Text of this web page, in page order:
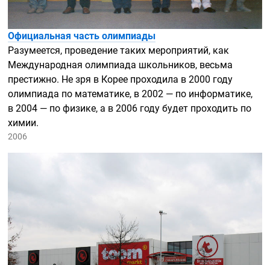
Официальная часть олимпиады
Разумеется, проведение таких мероприятий, как
Международная олимпиада школьников, весьма
престижно. Не зря в Корее проходила в 2000 году
олимпиада по математике, в 2002 — по информатике,
в 2004 — по физике, а в 2006 году будет проходить по
химии.
2006